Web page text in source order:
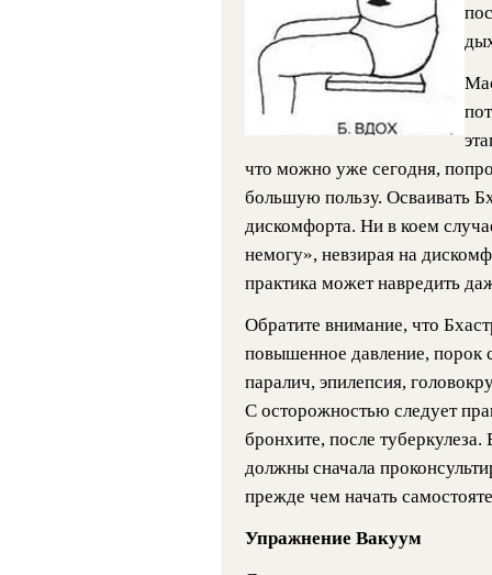
что можно уже сегодня,
большую пользу. Осваивать
дискомфорта. Ни в коем
немогу», невзирая на
практика может навредить
Обратите внимание, что
повышенное давление, порок
паралич, эпилепсия,
С осторожностью следует
бронхите, после
должны сначала
прежде чем начать
Упражнение Вакуум